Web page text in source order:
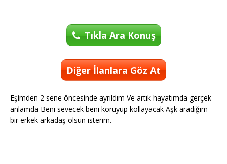
Tıkla Ara Konuş
Diğer İlanlara Göz At
Eşimden 2 sene öncesinde ayrıldım Ve artık hayatımda gerçek
anlamda Beni sevecek beni koruyup kollayacak Aşk aradığım
bir erkek arkadaş olsun isterim.